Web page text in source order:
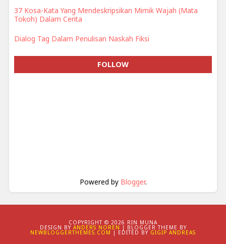
37 Kosa-Kata Yang Mendeskripsikan Mimik Wajah (Mata
Tokoh) Dalam Cerita
Dialog Tag Dalam Penulisan Naskah Fiksi
FOLLOW
Powered by Blogger.
COPYRIGHT © 2026 RIN MUNA
DESIGN BY ANDERS NOREN | BLOGGER THEME BY
NEWBLOGGERTHEMES.COM | EDITED BY GIGIP ANDREAS